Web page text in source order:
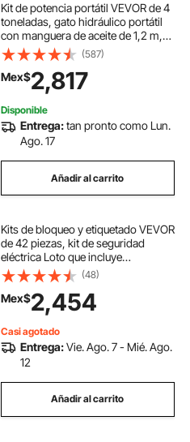
Kit de potencia portátil VEVOR de 4
toneladas, gato hidráulico portátil
con manguera de aceite de 1,2 m,
kit de reparación de carrocerías con
estuche para reparación de
automóviles, camiones y granjas
(8800 lb)
(587)
Mex$2,817
Disponible
Entrega:tan pronto como Lun.
Ago. 17
Añadir al carrito
Kits de bloqueo y etiquetado VEVOR
de 42 piezas, kit de seguridad
eléctrica Loto que incluye
candados, 5 tipos de bloqueos,
cerrojos, etiquetas y bridas, caja,
herramientas de seguridad de
bloqueo para la eliminación de
riesgos eléctricos en maquinaria
industrial.
(48)
Mex$2,454
Casi agotado
Entrega:Vie. Ago. 7 - Mié. Ago.
12
Añadir al carrito